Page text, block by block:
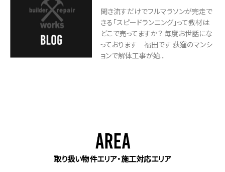
聞き流すだけでフルマラソンが完走で
きる「スピードランニング」って教材は
どこで売ってますか？ 毎度お世話にな
っております 福田です 荻窪のマンシ
ョンで解体工事が始...
取り扱い物件エリア・施工対応エリア